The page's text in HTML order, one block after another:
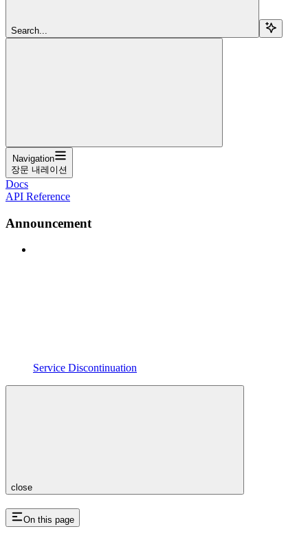
Search...
Navigation
장문 내레이션
Docs
API Reference
Announcement
Service Discontinuation
close
On this page